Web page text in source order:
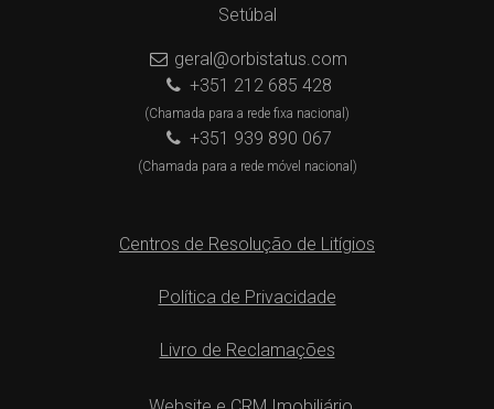
Setúbal
geral@orbistatus.com
+351 212 685 428
(Chamada para a rede fixa nacional)
+351 939 890 067
(Chamada para a rede móvel nacional)
Centros de Resolução de Litígios
Política de Privacidade
Livro de Reclamações